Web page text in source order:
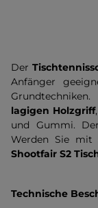
Der
Anfänger
lagigen Holzgriff
und Gummi.
Werden Sie mit
Shootfair S2
Technische